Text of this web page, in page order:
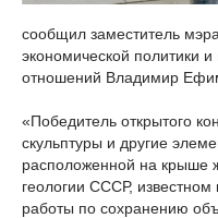
сообщил заместитель
экономической политики
отношений Владимир
«Победитель открытого
скульптуры и другие
расположенной на крыше
геологии СССР,
работы по сохранению